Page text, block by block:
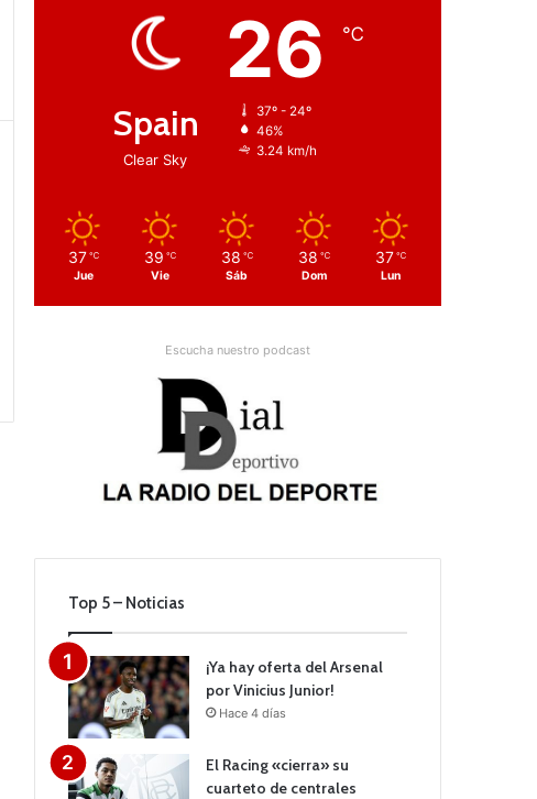
Spain
Clear Sky
26 ℃
37º - 24º
46%
3.24 km/h
37 ℃
Jue
39 ℃
Vie
38 ℃
Sáb
38 ℃
Dom
37 ℃
Lun
Escucha nuestro podcast
Top 5 – Noticias
¡Ya hay oferta del Arsenal
por Vinicius Junior!
Hace 4 días
El Racing «cierra» su
cuarteto de centrales